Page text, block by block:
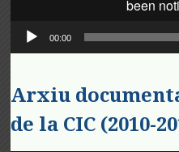
00:00
Arxiu
de la CIC (2010-